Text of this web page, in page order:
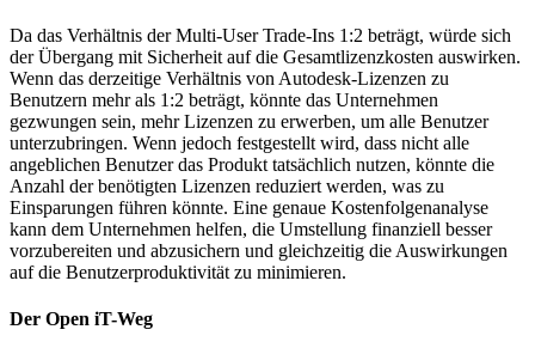
Da das Verhältnis der Multi-User Trade-Ins 1:2 beträgt, würde sich
der Übergang mit Sicherheit auf die Gesamtlizenzkosten auswirken.
Wenn das derzeitige Verhältnis von Autodesk-Lizenzen zu
Benutzern mehr als 1:2 beträgt, könnte das Unternehmen
gezwungen sein, mehr Lizenzen zu erwerben, um alle Benutzer
unterzubringen. Wenn jedoch festgestellt wird, dass nicht alle
angeblichen Benutzer das Produkt tatsächlich nutzen, könnte die
Anzahl der benötigten Lizenzen reduziert werden, was zu
Einsparungen führen könnte. Eine genaue Kostenfolgenanalyse
kann dem Unternehmen helfen, die Umstellung finanziell besser
vorzubereiten und abzusichern und gleichzeitig die Auswirkungen
auf die Benutzerproduktivität zu minimieren.
Der Open iT-Weg